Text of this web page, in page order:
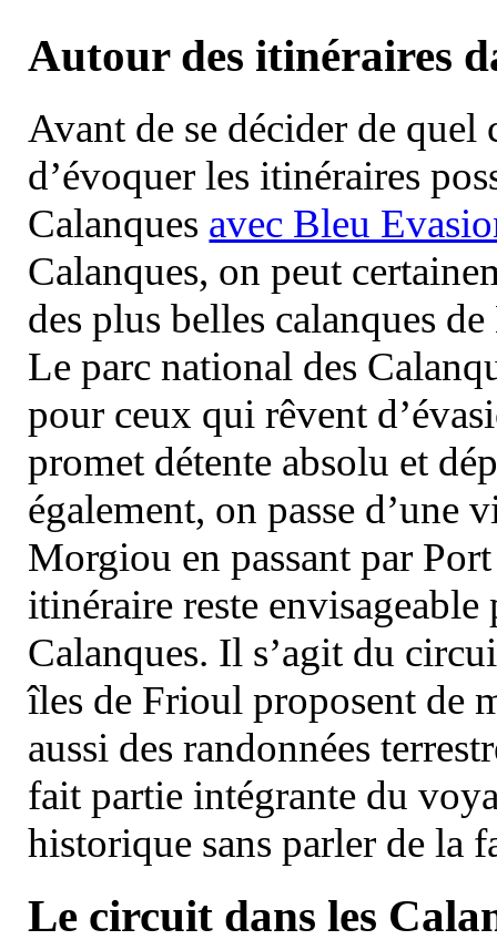
Autour des itinéraires
Avant de se décider de
d’évoquer les itinéraires
Calanques avec Bleu
Calanques, on peut
des plus belles calanques
Le parc national des
pour ceux qui rêvent
promet détente absolu et
également, on passe d’une
Morgiou en passant par
itinéraire reste
Calanques. Il s’agit du
îles de Frioul proposent de
aussi des randonnées
fait partie intégrante du
historique sans parler de la
Le circuit dans les